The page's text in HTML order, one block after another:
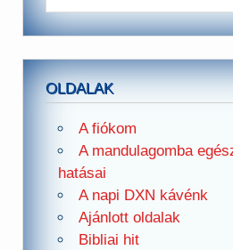
OLDALAK
A fiókom
A mandulagomba
hatásai
A napi DXN kávénk
Ajánlott oldalak
Bibliai hit